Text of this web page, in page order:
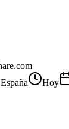
Hoy